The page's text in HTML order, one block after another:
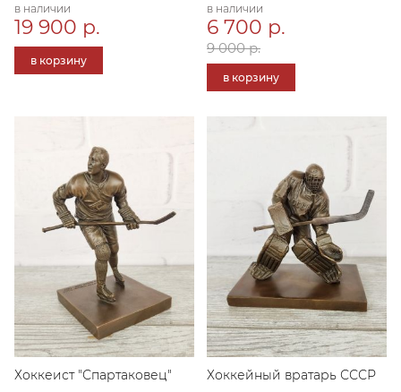
в наличии
19 900 р.
в корзину
в наличии
6 700 р.
9 000 р.
в корзину
Хоккеист "Спартаковец" Хоккейный вратарь СССР